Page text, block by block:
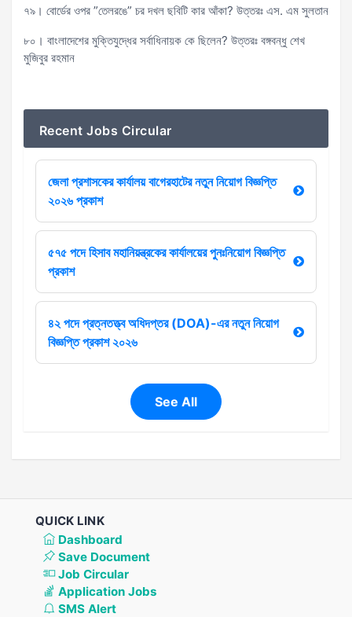
৭৯। বোর্ডের ওপর ”তেলরঙে” চর দখল ছবিটি কার আঁকা? উত্তরঃ এস. এম সুলতান
৮০। বাংলাদেশের মুক্তিযুদ্ধের সর্বাধিনায়ক কে ছিলেন? উত্তরঃ বঙ্গবন্ধু শেখ
মুজিবুর রহমান
Recent Jobs Circular
জেলা প্রশাসকের কার্যালয় বাগেরহাটের নতুন নিয়োগ বিজ্ঞপ্তি
২০২৬ প্রকাশ
৫৭৫ পদে হিসাব মহানিয়ন্ত্রকের কার্যালয়ের পুনঃনিয়োগ বিজ্ঞপ্তি
প্রকাশ
৪২ পদে প্রত্নতত্ত্ব অধিদপ্তর (DOA)-এর নতুন নিয়োগ
বিজ্ঞপ্তি প্রকাশ ২০২৬
See All
QUICK LINK
Dashboard
Save Document
Job Circular
Application Jobs
SMS Alert